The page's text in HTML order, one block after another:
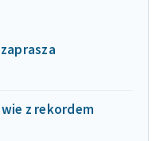
z rekordem